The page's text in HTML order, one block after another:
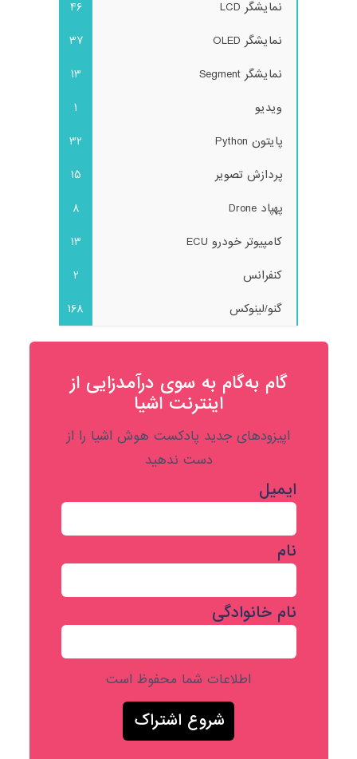
نمایشگر LCD
46
نمایشگر OLED
37
نمایشگر Segment
13
ویدیو
1
پایتون Python
32
پردازش تصویر
15
پهپاد Drone
8
کامپیوتر خودرو ECU
13
کنفرانس
2
گنو/لینوکس
168
گام به‌گام به‌ سوی درآمدزایی از
اینترنت اشیا
اپیزودهای جدید پادکست هوش اشیا را از
دست ندهید
ایمیل
نام
نام خانوادگی
اطلاعات شما محفوظ است